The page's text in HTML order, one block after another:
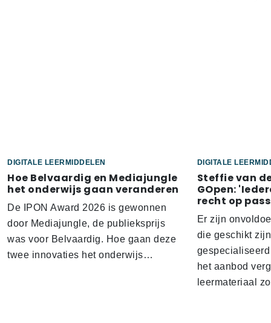
DIGITALE LEERMIDDELEN
Hoe Belvaardig en Mediajungle
het onderwijs gaan veranderen
De IPON Award 2026 is gewonnen
door Mediajungle, de publieksprijs
was voor Belvaardig. Hoe gaan deze
twee innovaties het onderwijs…
DIGITALE
Steffie van
GOpen:
recht op
Er zijn
die geschikt
het aanbod
leermateriaal